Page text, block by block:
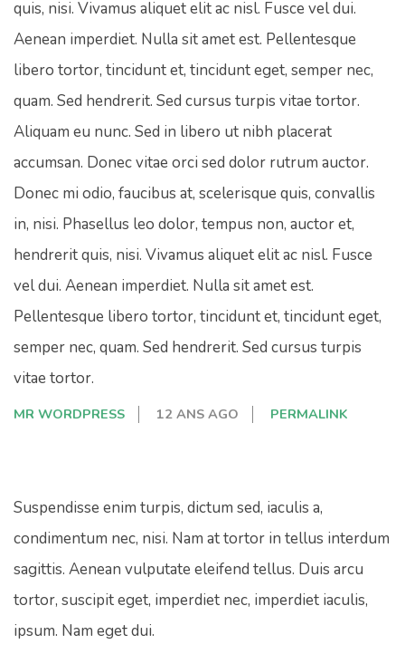
quis, nisi. Vivamus aliquet elit ac nisl. Fusce vel dui.
Aenean imperdiet. Nulla sit amet est. Pellentesque
libero tortor, tincidunt et, tincidunt eget, semper nec,
quam. Sed hendrerit. Sed cursus turpis vitae tortor.
Aliquam eu nunc. Sed in libero ut nibh placerat
accumsan. Donec vitae orci sed dolor rutrum auctor.
Donec mi odio, faucibus at, scelerisque quis, convallis
in, nisi. Phasellus leo dolor, tempus non, auctor et,
hendrerit quis, nisi. Vivamus aliquet elit ac nisl. Fusce
vel dui. Aenean imperdiet. Nulla sit amet est.
Pellentesque libero tortor, tincidunt et, tincidunt eget,
semper nec, quam. Sed hendrerit. Sed cursus turpis
vitae tortor.
MR WORDPRESS 12 ANS AGO PERMALINK
Suspendisse enim turpis, dictum sed, iaculis a,
condimentum nec, nisi. Nam at tortor in tellus interdum
sagittis. Aenean vulputate eleifend tellus. Duis arcu
tortor, suscipit eget, imperdiet nec, imperdiet iaculis,
ipsum. Nam eget dui.